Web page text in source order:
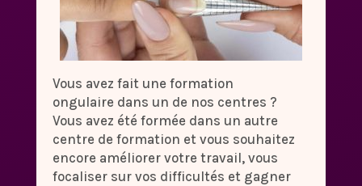
Vous avez fait une formation
ongulaire dans un de nos centres ?
Vous avez été formée dans un autre
centre de formation et vous souhaitez
encore améliorer votre travail, vous
focaliser sur vos difficultés et gagner